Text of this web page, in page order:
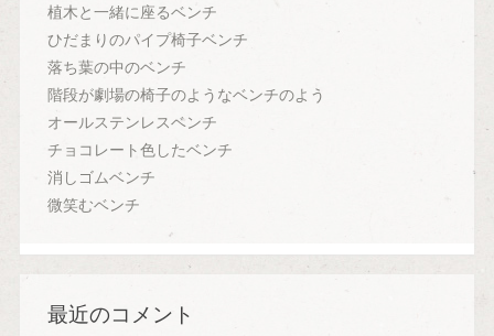
植木と一緒に座るベンチ
ひだまりのパイプ椅子ベンチ
落ち葉の中のベンチ
階段が劇場の椅子のようなベンチのよう
オールステンレスベンチ
チョコレート色したベンチ
消しゴムベンチ
微笑むベンチ
最近のコメント